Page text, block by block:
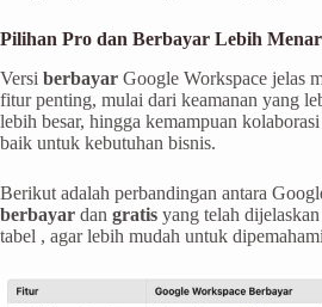
Pilihan Pro dan Berbayar Lebih
Versi berbayar Google Workspace jelas
fitur penting, mulai dari keamanan yang
lebih besar, hingga kemampuan
baik untuk kebutuhan bisnis.
Berikut adalah perbandingan antara
berbayar dan gratis yang telah
tabel , agar lebih mudah untuk